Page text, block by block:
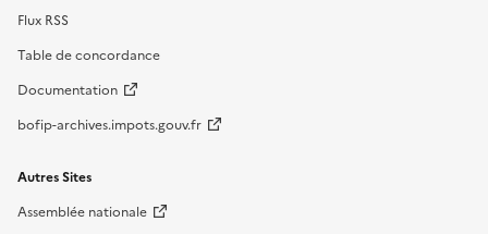
Flux RSS
Table de concordance
Documentation
bofip-archives.impots.gouv.fr
Autres Sites
Assemblée nationale